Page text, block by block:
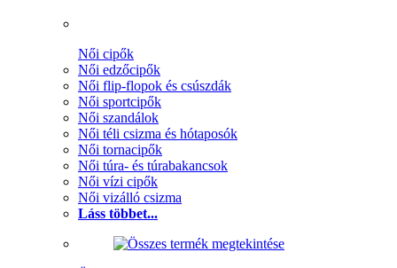
Női cipők
Női edzőcipők
Női flip-flopok és csúszdák
Női sportcipők
Női szandálok
Női téli csizma és hótaposók
Női tornacipők
Női túra- és túrabakancsok
Női vízi cipők
Női vizálló csizma
Láss többet...